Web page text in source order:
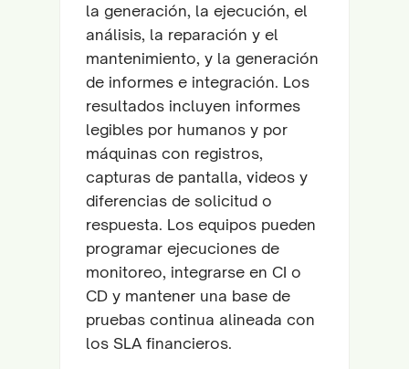
la generación, la ejecución, el
análisis, la reparación y el
mantenimiento, y la generación
de informes e integración. Los
resultados incluyen informes
legibles por humanos y por
máquinas con registros,
capturas de pantalla, videos y
diferencias de solicitud o
respuesta. Los equipos pueden
programar ejecuciones de
monitoreo, integrarse en CI o
CD y mantener una base de
pruebas continua alineada con
los SLA financieros.